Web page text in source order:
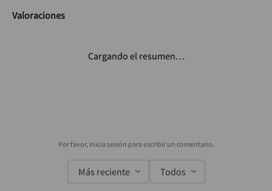
Valoraciones
Cargando el resumen…
Más reciente Todos